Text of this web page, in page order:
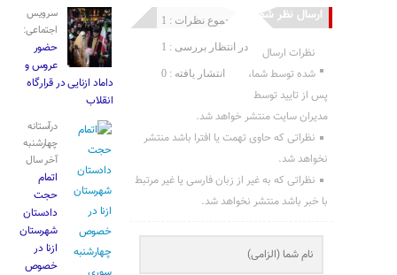
ارسال نظر شما مجموع نظرات : 1
در انتظار بررسی : 1
انتشار یافته : 0
نظرات ارسال
شده توسط شما،
پس از تایید توسط
مدیران سایت منتشر خواهد شد.
نظراتی که حاوی تهمت یا افترا باشد منتشر
نخواهد شد.
نظراتی که به غیر از زبان فارسی یا غیر مرتبط
با خبر باشد منتشر نخواهد شد.
سرویس
اجتماعی:
حضور
عروس و
داماد ازنایی در قرارگاه
انقلاب
درآستانه
چهارشنبه
آخر سال
اتمام
حجت
دادستان
شهرستان
ازنا در
خصوص